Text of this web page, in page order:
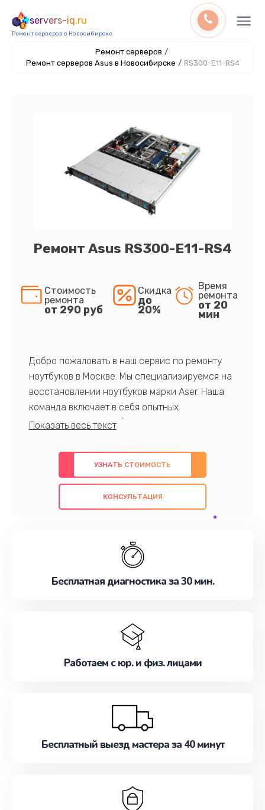
servers-iq.ru
Ремонт серверов в Новосибирске
Ремонт серверов /
Ремонт серверов Asus в Новосибирске / RS300-E11-RS4
Ремонт Asus RS300-E11-RS4
Стоимость
ремонта
от 290 руб
Скидка
до
20%
Время
ремонта
от 20
мин
Добро пожаловать в наш сервис по ремонту
ноутбуков в Москве. Мы специализируемся на
восстановлении ноутбуков марки Aser. Наша
команда включает в себя опытных
профессионалов с обширными знаниями и
предлагаем быстрый и качественный ремонт с
использованием оригинальных компонентов, а
также гарантируем качество всех
проведенных работ. Наша цель - предоставить
наилучшим образом. Не медлите записаться на
УЗНАТЬ СТОИМОСТЬ
КОНСУЛЬТАЦИЯ
Бесплатная диагностика за 30 мин.
Работаем с юр. и физ. лицами
Бесплатный выезд мастера за 40 минут